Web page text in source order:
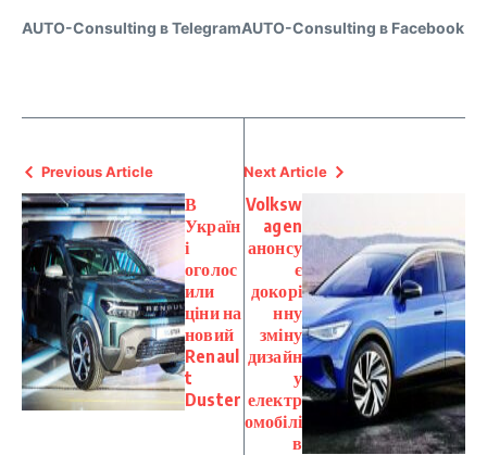
AUTO-Consulting в TelegramAUTO-Consulting в Facebook
Previous Article
В
Україн
і
оголос
или
ціни на
новий
Renaul
t
Duster
Next Article
Volksw
agen
анонсу
є
докорі
нну
зміну
дизайн
у
електр
омобілі
в